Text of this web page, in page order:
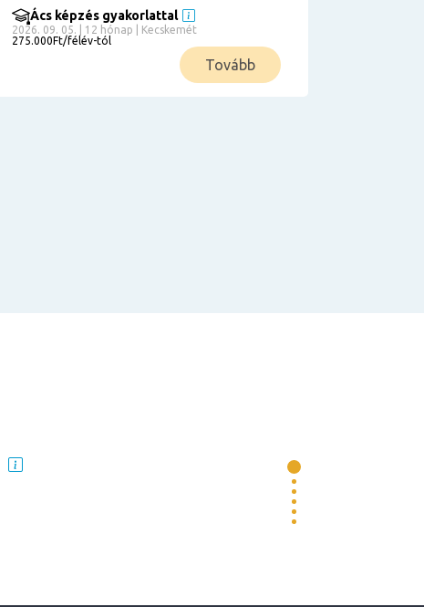
Ács képzés gyakorlattal
2026. 09. 05. | 12 hónap | Kecskemét
275.000Ft/félév-tól
Tovább